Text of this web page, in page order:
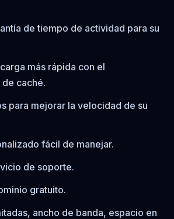
de tiempo de actividad para su
más rápida con el
caché.
para mejorar la velocidad de su
fácil de manejar.
de soporte.
gratuito.
ancho de banda, espacio en